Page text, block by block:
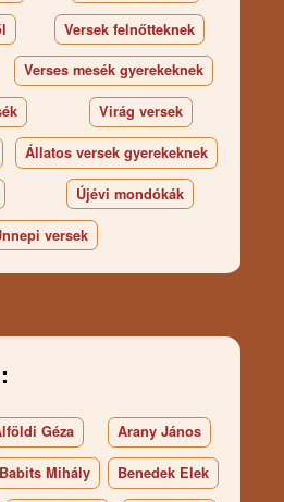
Versek felnőtteknek
Verses mesék gyerekeknek
Virág versek
Állatos versek gyerekeknek
Újévi mondókák
versek
Géza Arany János
Babits Mihály Benedek Elek